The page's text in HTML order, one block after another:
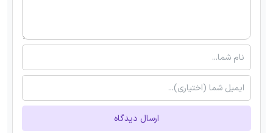
ارسال دیدگاه